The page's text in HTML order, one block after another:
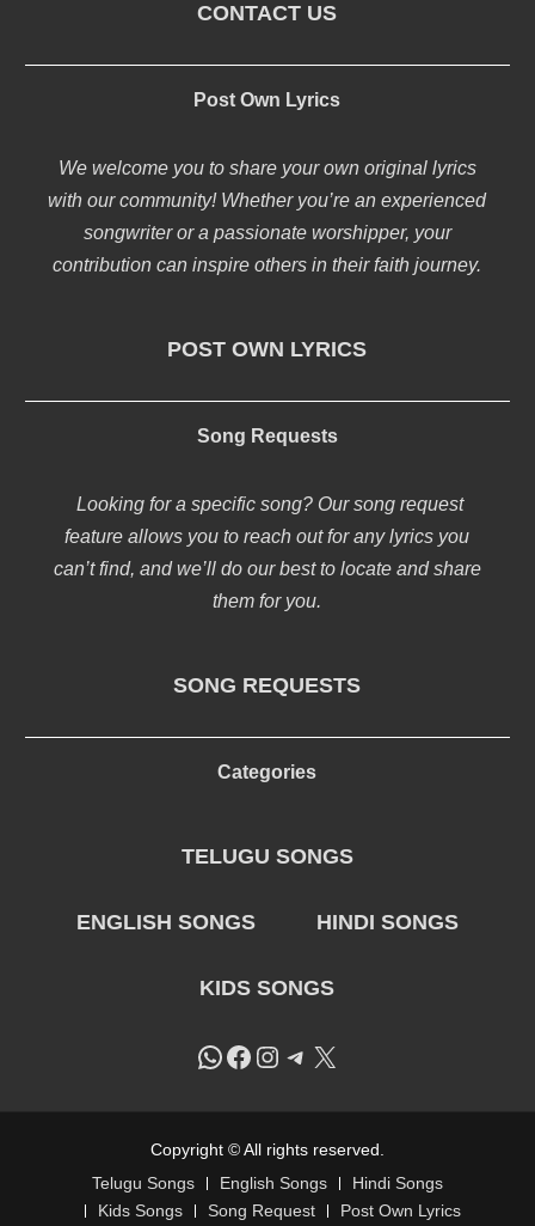
CONTACT US
Post Own Lyrics
We welcome you to share your own original lyrics
with our community! Whether you’re an experienced
songwriter or a passionate worshipper, your
contribution can inspire others in their faith journey.
POST OWN LYRICS
Song Requests
Looking for a specific song? Our song request
feature allows you to reach out for any lyrics you
can’t find, and we’ll do our best to locate and share
them for you.
SONG REQUESTS
Categories
TELUGU SONGS
ENGLISH SONGS HINDI SONGS
KIDS SONGS
WhatsApp
Facebook
Instagram
Telegram
X
Copyright © All rights reserved.
Telugu Songs
English Songs
Hindi Songs
Kids Songs
Song Request Post Own Lyrics